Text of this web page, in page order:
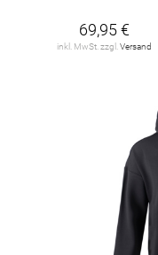
69,95 €
inkl. MwSt. zzgl. Versand